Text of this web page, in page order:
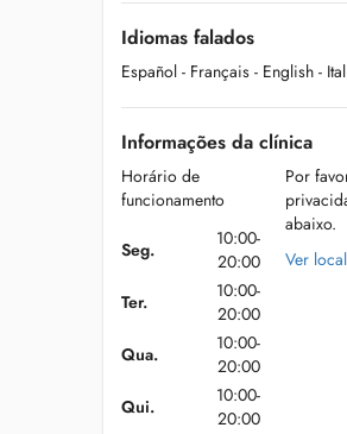
Idiomas falados
Español - Français - English -
Informações da clínica
Horário de
funcionamento
Seg.
10:00-
20:00
Ter.
10:00-
20:00
Qua.
10:00-
20:00
Qui.
10:00-
20:00
Por
abaixo.
Ver